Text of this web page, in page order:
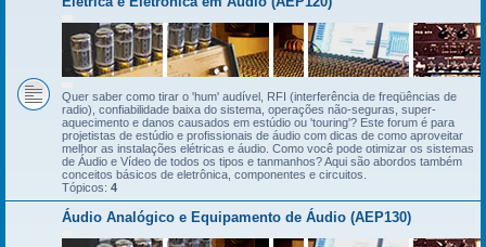
Quer saber como tirar o 'hum' audível, RFI (interferência de freqüências de
radio), confiabilidade baixa do sistema, operações não-seguras, super-
aquecimento e danos causados em estúdio ou 'touring'? Este forum é para
projetistas de estúdio e profissionais de áudio com dicas de como aproveitar
melhor as instalações elétricas e áudio. Como você pode otimizar os sistemas
de Áudio e Vídeo de todos os tipos e tanmanhos? Aqui são abordos também
conceitos básicos de eletrônica, componentes e circuitos.
Tópicos: 4
Áudio Analógico e Equipamento de Áudio (AEP130)